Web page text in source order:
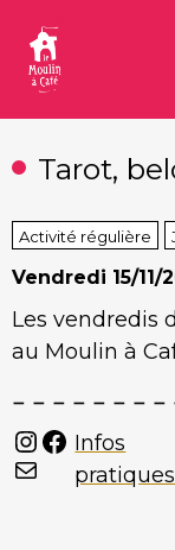
contenu
Tarot,
Activité régulière
Vendredi 15/
Les vendredis
au Moulin à
Instagram
Facebook
Mail
Infos
pratiques